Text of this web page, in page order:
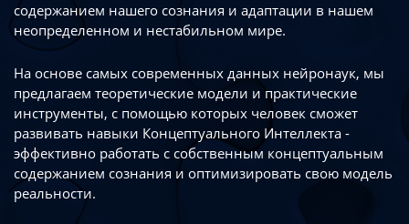
содержанием нашего сознания и адаптации в нашем
неопределенном и нестабильном мире.
На основе самых современных данных нейронаук, мы
предлагаем теоретические модели и практические
инструменты, с помощью которых человек сможет
развивать навыки Концептуального Интеллекта -
эффективно работать с собственным концептуальным
содержанием сознания и оптимизировать свою модель
реальности.